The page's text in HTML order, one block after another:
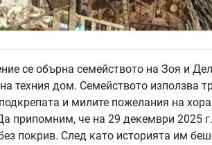
се обърна семейството на Зоя и
техния дом. Семейството използва
и милите пожелания на
припомним, че на 29 декември 2025
покрив. След като историята им